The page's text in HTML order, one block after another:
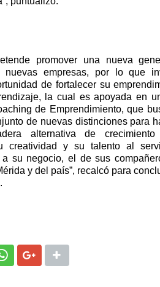
promover una nueva
nuevas empresas, por lo que
de fortalecer su
la cual es apoyada en
de Emprendimiento, que
de nuevas distinciones para
alternativa de crecimiento
creatividad y su talento al
su negocio, el de sus
y del país”, recalcó para